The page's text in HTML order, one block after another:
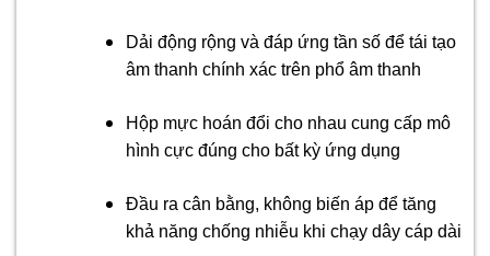
Dải động rộng và đáp ứng tần số để tái tạo
âm thanh chính xác trên phổ âm thanh
Hộp mực hoán đổi cho nhau cung cấp mô
hình cực đúng cho bất kỳ ứng dụng
Đầu ra cân bằng, không biến áp để tăng
khả năng chống nhiễu khi chạy dây cáp dài